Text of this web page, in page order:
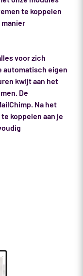
te koppelen
voor zich
automatisch eigen
kwijt aan het
De
Na het
koppelen aan je